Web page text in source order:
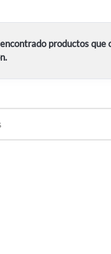
productos que